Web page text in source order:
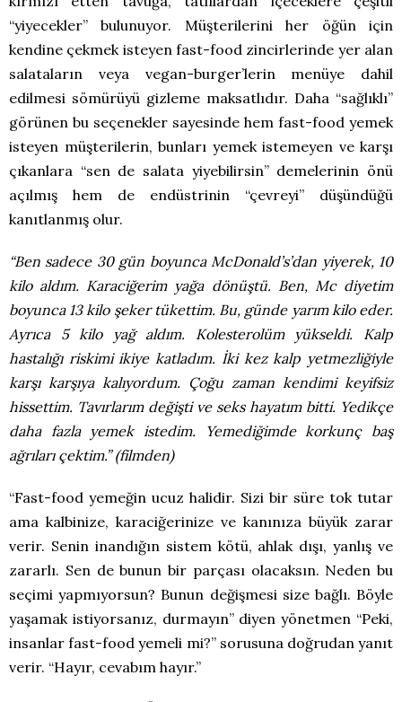
“yiyecekler” bulunuyor. Müşterilerini her öğün için
kendine çekmek isteyen fast-food zincirlerinde yer alan
salataların veya vegan-burger’lerin menüye dahil
edilmesi sömürüyü gizleme maksatlıdır. Daha “sağlıklı”
görünen bu seçenekler sayesinde hem fast-food yemek
isteyen müşterilerin, bunları yemek istemeyen ve karşı
çıkanlara “sen de salata yiyebilirsin” demelerinin önü
açılmış hem de endüstrinin “çevreyi” düşündüğü
kanıtlanmış olur.
“Ben sadece 30 gün boyunca McDonald’s’dan yiyerek, 10
kilo aldım. Karaciğerim yağa dönüştü. Ben, Mc diyetim
boyunca 13 kilo şeker tükettim. Bu, günde yarım kilo eder.
Ayrıca 5 kilo yağ aldım. Kolesterolüm yükseldi. Kalp
hastalığı riskimi ikiye katladım. İki kez kalp yetmezliğiyle
karşı karşıya kalıyordum. Çoğu zaman kendimi keyifsiz
hissettim. Tavırlarım değişti ve seks hayatım bitti. Yedikçe
daha fazla yemek istedim. Yemediğimde korkunç baş
ağrıları çektim.” (filmden)
“Fast-food yemeğin ucuz halidir. Sizi bir süre tok tutar
ama kalbinize, karaciğerinize ve kanınıza büyük zarar
verir. Senin inandığın sistem kötü, ahlak dışı, yanlış ve
zararlı. Sen de bunun bir parçası olacaksın. Neden bu
seçimi yapmıyorsun? Bunun değişmesi size bağlı. Böyle
yaşamak istiyorsanız, durmayın” diyen yönetmen “Peki,
insanlar fast-food yemeli mi?” sorusuna doğrudan yanıt
verir. “Hayır, cevabım hayır.”